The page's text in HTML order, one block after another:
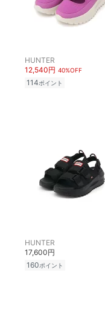
HUNTER
12,540円 40%OFF
114ポイント
HUNTER
17,600円
160ポイント